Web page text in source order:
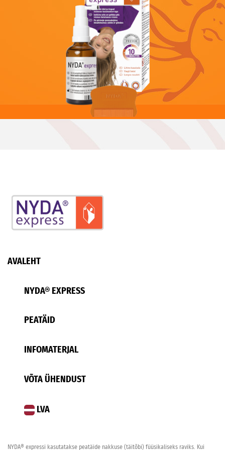
AVALEHT
NYDA® EXPRESS
PEATÄID
INFOMATERJAL
VÕTA ÜHENDUST
LVA
NYDA® expressi kasutatakse peatäide nakkuse (täitõbi) füüsikaliseks raviks. Kui